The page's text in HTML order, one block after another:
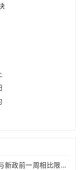
合肥新政出台后商品住宅市场量价齐跌 与新政前一周相比限购区二手住宅成交量下降64.8％